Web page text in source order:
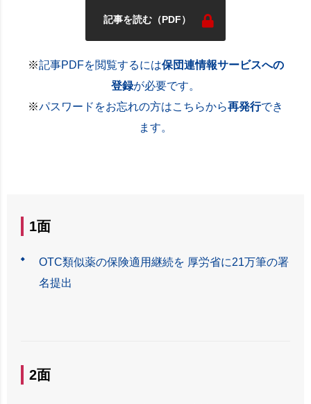
記事を読む（PDF）
※記事PDFを閲覧するには保団連情報サービスへの
登録が必要です。
※パスワードをお忘れの方はこちらから再発行でき
ます。
1面
OTC類似薬の保険適用継続を 厚労省に21万筆の署
名提出
2面